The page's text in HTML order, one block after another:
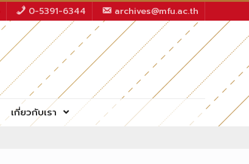
0-5391-6344 archives@mfu.ac.th
เกี่ยวกับเรา